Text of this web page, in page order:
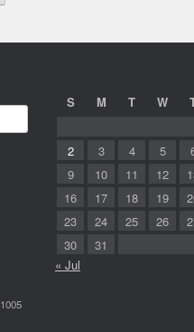
S
M T W
2
3 4 5
9
10 11 12
16
17 18 19
23
24 25 26
30
31
« Jul